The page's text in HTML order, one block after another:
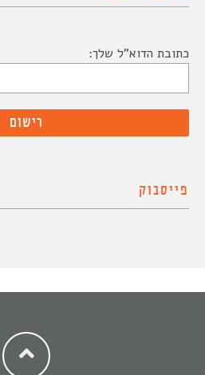
כתובת הדוא"ל שלך:
פייסבוק